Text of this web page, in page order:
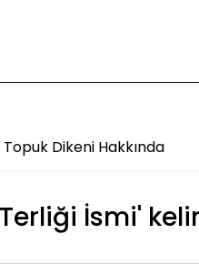
Topuk Dikeni Hakkında
İsmi'